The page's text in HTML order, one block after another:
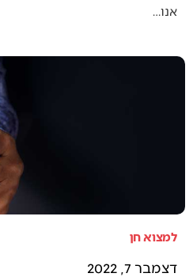
אנו…
למצוא חן
דצמבר 7, 2022